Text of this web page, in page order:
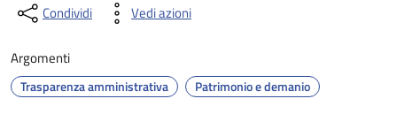
Condividi Vedi azioni
Argomenti
Trasparenza amministrativa Patrimonio e demanio